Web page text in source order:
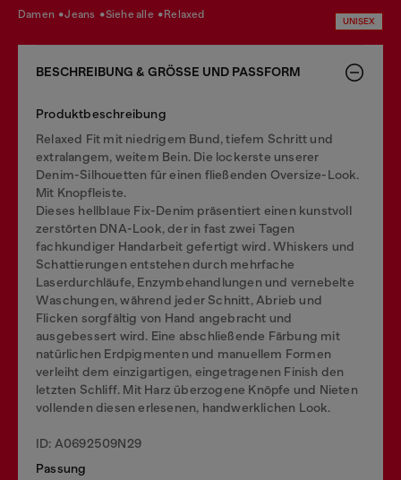
damen jeans siehe alle relaxed
UNISEX
BESCHREIBUNG & GRÖSSE UND PASSFORM
Produktbeschreibung
Relaxed Fit mit niedrigem Bund, tiefem Schritt und
extralangem, weitem Bein. Die lockerste unserer
Denim-Silhouetten für einen fließenden Oversize-Look.
Mit Knopfleiste.
Dieses hellblaue Fix-Denim präsentiert einen kunstvoll
zerstörten DNA-Look, der in fast zwei Tagen
fachkundiger Handarbeit gefertigt wird. Whiskers und
Schattierungen entstehen durch mehrfache
Laserdurchläufe, Enzymbehandlungen und vernebelte
Waschungen, während jeder Schnitt, Abrieb und
Flicken sorgfältig von Hand angebracht und
ausgebessert wird. Eine abschließende Färbung mit
natürlichen Erdpigmenten und manuellem Formen
verleiht dem einzigartigen, eingetragenen Finish den
letzten Schliff. Mit Harz überzogene Knöpfe und Nieten
vollenden diesen erlesenen, handwerklichen Look.
ID: A0692509N29
Passung